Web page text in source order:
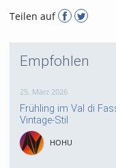
Teilen auf
Empfohlen
25. März 2026
Frühling im Val di
Vintage-Stil
HOHU